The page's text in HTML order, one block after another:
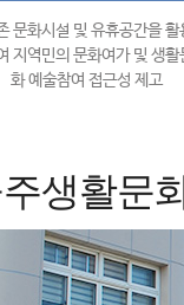
문화시설 및 유휴공간을 활
지역민의 문화여가 및 생활
화 예술참여 접근성 제고
생활문